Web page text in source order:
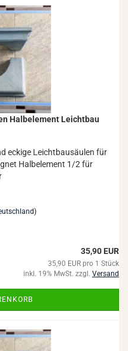
Halb­ele­ment Leicht­bau
ecki­ge Leicht­bau­säu­len für
Halb­ele­ment 1/2 für
35,90 EUR
35,90 EUR pro 1 Stück
inkl. 19% MwSt. zzgl. Versand